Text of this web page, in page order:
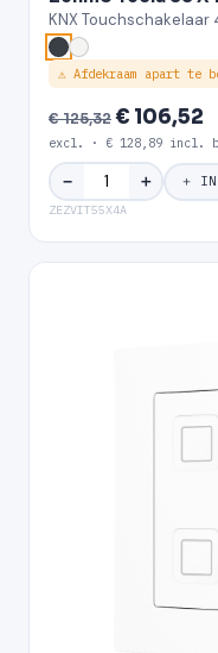
KNX Touchschakelaar
⚠ Afdekraam apart te
€ 125,32€ 106,52
excl. · € 128,89 incl.
− ＋ ＋ IN
ZEZVIT55X4A